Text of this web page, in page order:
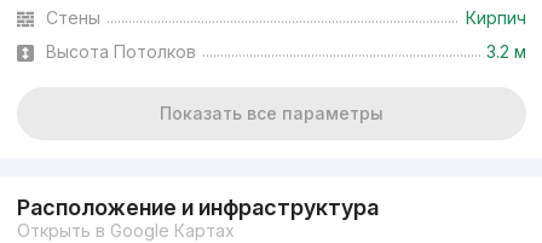
3к квартира, 78 м²
Стены
Кирпич
Высота Потолков
3.2 м
Показать все параметры
Расположение и инфраструктура
Открыть в Google Картах